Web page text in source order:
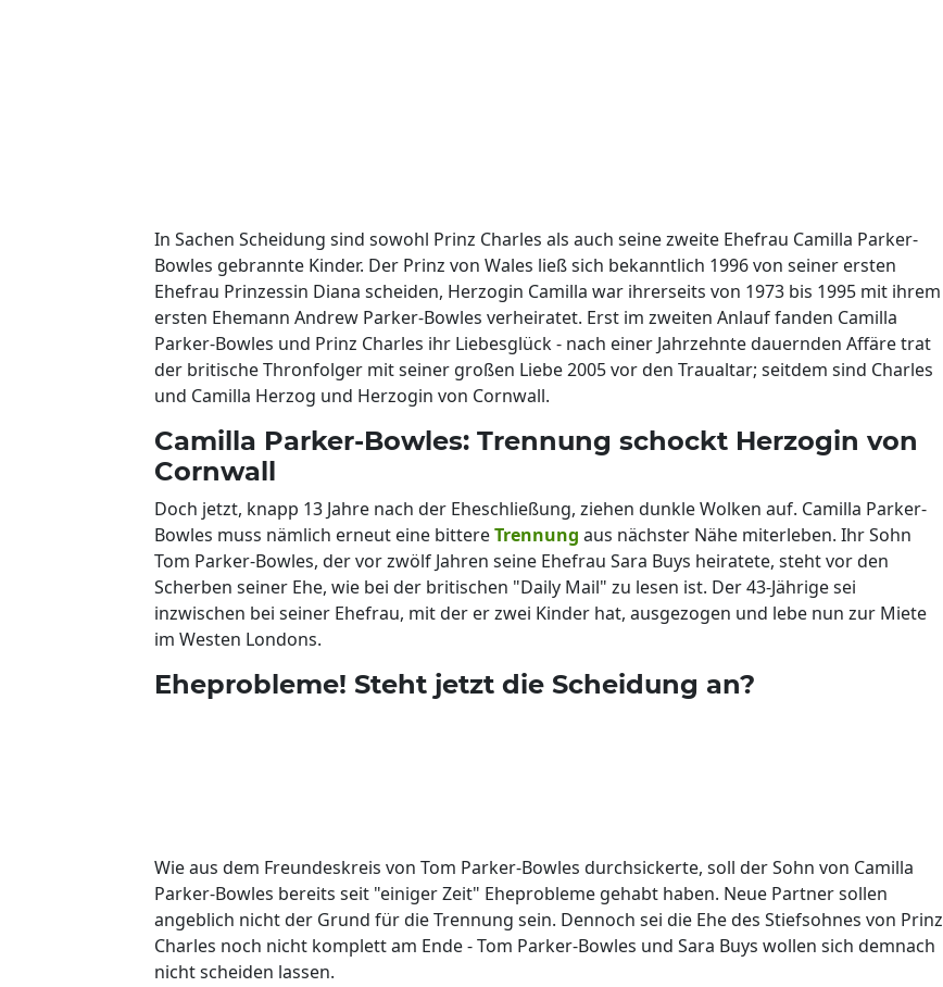
In Sachen Scheidung sind sowohl Prinz Charles als auch seine zweite Ehefrau Camilla Parker-
Bowles gebrannte Kinder. Der Prinz von Wales ließ sich bekanntlich 1996 von seiner ersten
Ehefrau Prinzessin Diana scheiden, Herzogin Camilla war ihrerseits von 1973 bis 1995 mit ihrem
ersten Ehemann Andrew Parker-Bowles verheiratet. Erst im zweiten Anlauf fanden Camilla
Parker-Bowles und Prinz Charles ihr Liebesglück - nach einer Jahrzehnte dauernden Affäre trat
der britische Thronfolger mit seiner großen Liebe 2005 vor den Traualtar; seitdem sind Charles
und Camilla Herzog und Herzogin von Cornwall.
Camilla Parker-Bowles: Trennung schockt Herzogin von
Cornwall
Doch jetzt, knapp 13 Jahre nach der Eheschließung, ziehen dunkle Wolken auf. Camilla Parker-
Bowles muss nämlich erneut eine bittereTrennung aus nächster Nähe miterleben. Ihr Sohn
Tom Parker-Bowles, der vor zwölf Jahren seine Ehefrau Sara Buys heiratete, steht vor den
Scherben seiner Ehe, wie bei der britischen "Daily Mail" zu lesen ist. Der 43-Jährige sei
inzwischen bei seiner Ehefrau, mit der er zwei Kinder hat, ausgezogen und lebe nun zur Miete
im Westen Londons.
Eheprobleme! Steht jetzt die Scheidung an?
Wie aus dem Freundeskreis von Tom Parker-Bowles durchsickerte, soll der Sohn von Camilla
Parker-Bowles bereits seit "einiger Zeit" Eheprobleme gehabt haben. Neue Partner sollen
angeblich nicht der Grund für die Trennung sein. Dennoch sei die Ehe des Stiefsohnes von Prinz
Charles noch nicht komplett am Ende - Tom Parker-Bowles und Sara Buys wollen sich demnach
nicht scheiden lassen.